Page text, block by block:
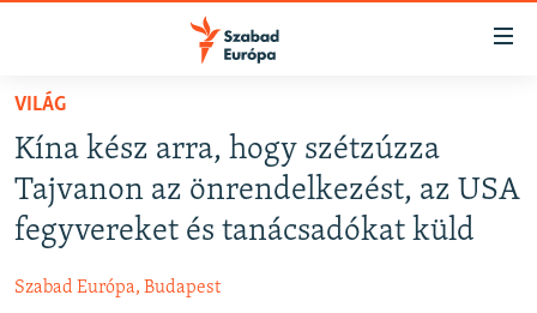
Akadálymentes
Ugrás
fő
oldalra
Ugrás
tartalomjegyzékre
NAPIRENDEN
PODCASTOK
ELEMZŐ
VILÁG
Kína kész arra, hogy szétzúzza
Tajvanon az önrendelkezést, az USA
fegyvereket és tanácsadókat küld
Szabad Európa, Budapest
FELIRATKOZÁS
Spotify